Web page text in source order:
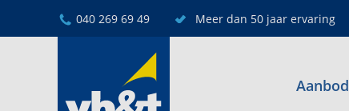
040 269 69 49 Meer dan 50 jaar ervaring
Aanbod